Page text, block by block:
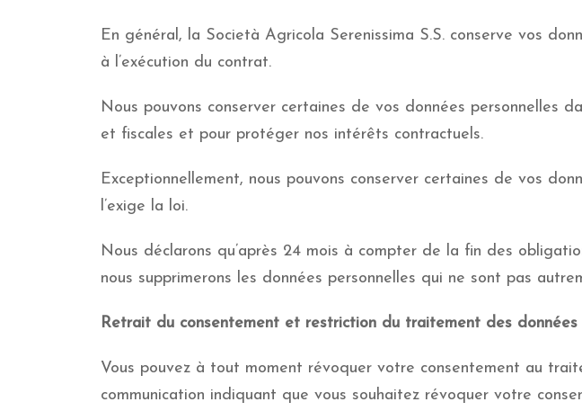
En général, la Società Agricola Serenissima S.S. conserve vos
à l’exécution du contrat.
Nous pouvons conserver certaines de vos données personnelles
et fiscales et pour protéger nos intérêts contractuels.
Exceptionnellement, nous pouvons conserver certaines de vos
l’exige la loi.
Nous déclarons qu’après 24 mois à compter de la fin des
nous supprimerons les données personnelles qui ne sont pas
Retrait du consentement et restriction du traitement des données
Vous pouvez à tout moment révoquer votre consentement au
communication indiquant que vous souhaitez révoquer votre